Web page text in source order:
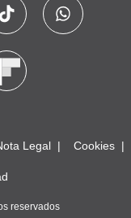
Legal Cookies
reservados